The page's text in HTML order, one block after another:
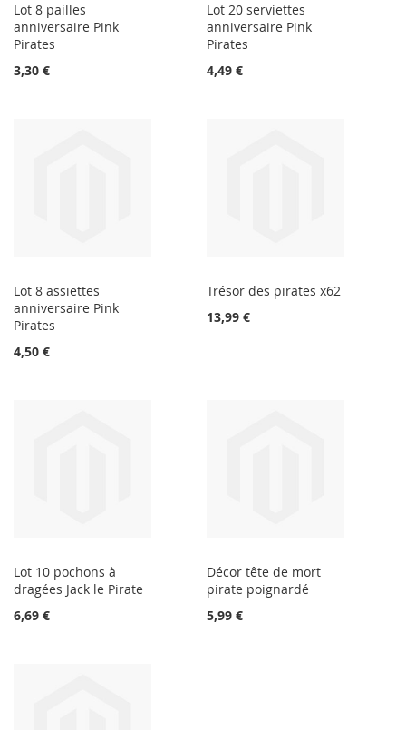
Lot 8 pailles
anniversaire Pink
Pirates
3,30 €
Lot 20 serviettes
anniversaire Pink
Pirates
4,49 €
Lot 8 assiettes
anniversaire Pink
Pirates
4,50 €
Trésor des pirates x62
13,99 €
Lot 10 pochons à
dragées Jack le Pirate
6,69 €
Décor tête de mort
pirate poignardé
5,99 €